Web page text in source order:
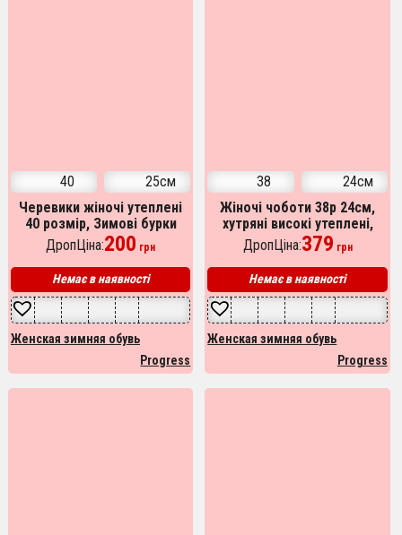
40
25см
Черевики жіночі утеплені
40 розмір, Зимові бурки
жіночі, Домашні тапочки
для жінок
ДропЦіна:200 грн
Немає в наявності
Женская зимняя обувь
Progress
38
24см
Жіночі чоботи 38р 24см,
хутряні високі утеплені,
бурки повстяні жіночі для
дому
ДропЦіна:379 грн
Немає в наявності
Женская зимняя обувь
Progress